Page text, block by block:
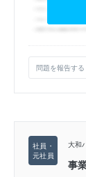
問題を報告する
大和
事